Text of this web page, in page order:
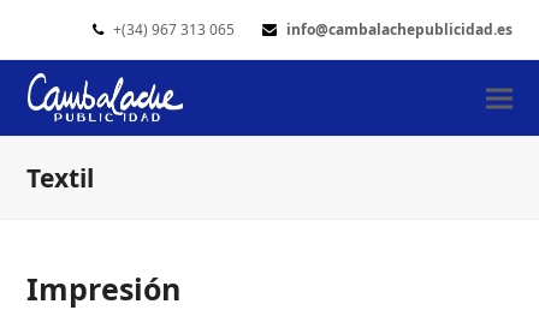
+(34) 967 313 065 info@cambalachepublicidad.es
Textil
Impresión